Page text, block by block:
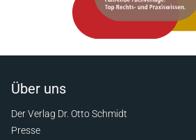
Über uns
Der Verlag Dr. Otto Schmidt
Presse